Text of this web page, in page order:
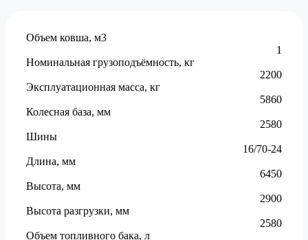
Объем ковша, м3
1
Номинальная грузоподъёмность, кг
2200
Эксплуатационная масса, кг
5860
Колесная база, мм
2580
Шины
16/70-24
Длина, мм
6450
Высота, мм
2900
Высота разгрузки, мм
2580
Объем топливного бака, л